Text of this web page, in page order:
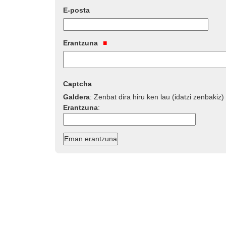
E-posta
Erantzuna
Captcha
Galdera:Zenbat dira hiru ken lau (idatzi zenbakiz)
Erantzuna: